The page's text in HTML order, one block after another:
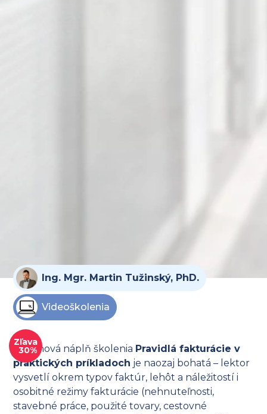
Ing. Mgr. Martin Tužinský, PhD.
Videoškolenia
Zľava
30%
Obsahová náplň školenia Pravidlá fakturácie v
praktických príkladoch je naozaj bohatá – lektor
vysvetlí okrem typov faktúr, lehôt a náležitostí i
osobitné režimy fakturácie (nehnuteľnosti,
stavebné práce, použité tovary, cestovné